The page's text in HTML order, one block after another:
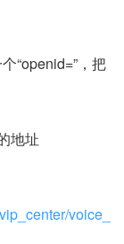
“openid=”，把
地址
voice_